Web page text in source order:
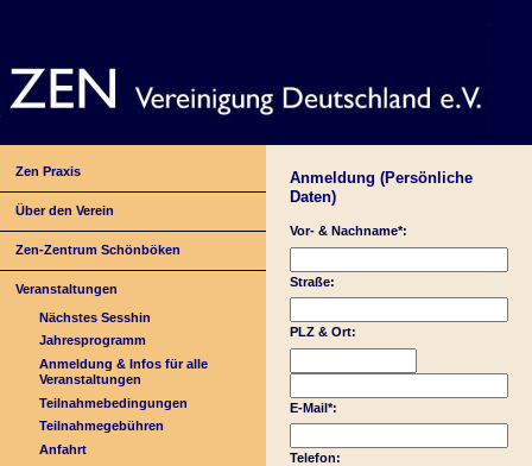
Zen Praxis
Über den Verein
Zen-Zentrum Schönböken
Veranstaltungen
Nächstes Sesshin
Jahresprogramm
Anmeldung & Infos für alle
Veranstaltungen
Teilnahmebedingungen
Teilnahmegebühren
Anfahrt
Anmeldung (Persönliche
Daten)
Vor- & Nachname*:
Straße:
PLZ & Ort:
E-Mail*:
Telefon: